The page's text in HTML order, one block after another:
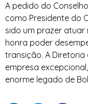
A pedido do
como Presidente do
sido um prazer atuar
honra poder
transição. A
empresa
enorme legado de